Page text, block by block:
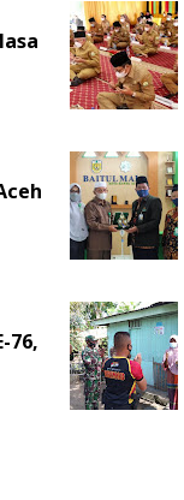
76,